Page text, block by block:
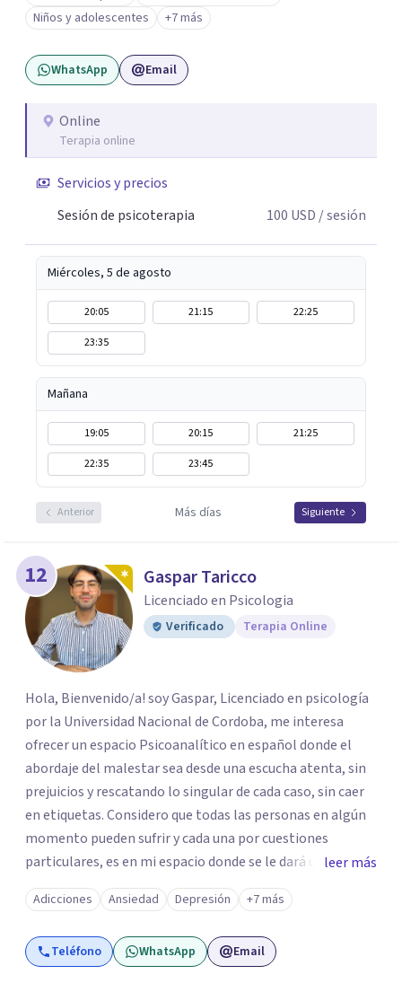
corporal, Mentalization Based Therapy (MBT),
hipnoterapia y respiración neurodinámica, integrando
actualmente la Psicología Analítica Junguiana. Mi
ecopsicología y el trabajo simbólico con el inconsciente,
entendiendo que cada proceso terapéutico es único y
Niños y adolescentes
+7 más
WhatsApp Email
Online
Terapia online
Servicios y precios
Sesión de psicoterapia
100 USD / sesión
Miércoles, 5 de agosto
20:05 21:15
22:25
23:35
Mañana
19:05 20:15
21:25
22:35
23:45
Anterior Más días Siguiente
12 Gaspar Taricco
Licenciado en Psicologia
Verificado Terapia Online
Hola, Bienvenido/a! soy Gaspar, Licenciado en psicología
por la Universidad Nacional de Cordoba, me interesa
ofrecer un espacio Psicoanalítico en español donde el
abordaje del malestar sea desde una escucha atenta, sin
prejuicios y rescatando lo singular de cada caso, sin caer
en etiquetas. Considero que todas las personas en algún
momento pueden sufrir y cada una por cuestiones
particulares, es en mi espacio donde se le dará un lugar a
esas cuestiones singulares de cada uno, para luego
generar cambios. Soy una persona en constante
formación, actualmente curso seminarios, una
especialización en psicoanálisis y también investigo.
leer más
Adicciones Ansiedad Depresión +7 más
Teléfono WhatsApp Email